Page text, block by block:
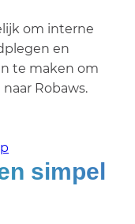
om interne
en
te maken om
Robaws.
simpel